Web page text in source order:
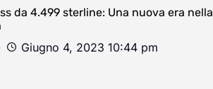
da 4.499 sterline: Una nuova era nella
Giugno 4, 2023 10:44 pm